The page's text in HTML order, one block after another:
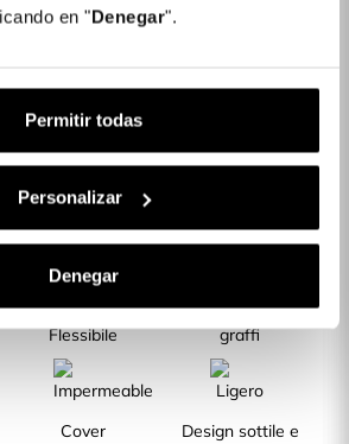
en "Denegar".
Permitir todas
Personalizar
Denegar
DEL PRODOTTO
Silicone
Flessibile
Resiste a urti e
graffi
Cover
Design sottile e